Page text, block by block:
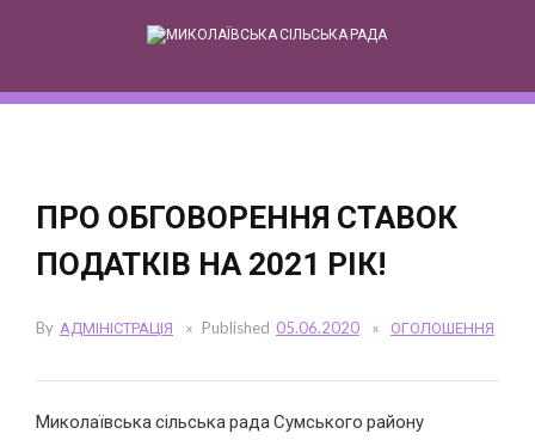
to
ПРО ОБГОВОРЕННЯ СТАВОК
ПОДАТКІВ НА 2021 РІК!
By АДМІНІСТРАЦІЯ Published 05.06.2020 ОГОЛОШЕННЯ
Миколаївська сільська рада Сумського району